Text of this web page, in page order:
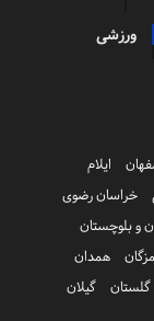
ورزشی
ایلام
خراسان رضوی
و بلوچستان
همدان
گلستان
گیلان